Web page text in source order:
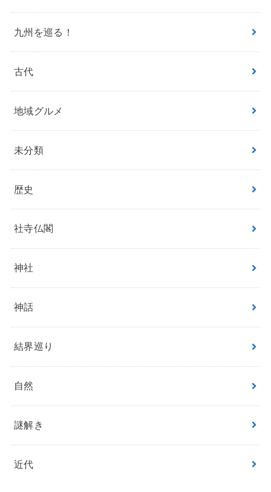
九州を巡る！
古代
地域グルメ
未分類
歴史
社寺仏閣
神社
神話
結界巡り
自然
謎解き
近代